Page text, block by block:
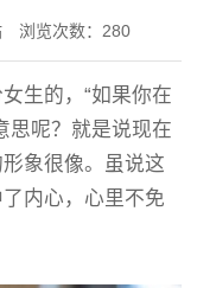
浏览次数：280
生的，“如果你在
思呢？就是说现在
象很像。虽说这
内心，心里不免